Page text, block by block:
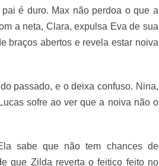
é duro. Max não perdoa o que a
a neta, Clara, expulsa Eva de sua
braços abertos e revela estar noiva
passado, e o deixa confuso. Nina,
sofre ao ver que a noiva não o
sabe que não tem chances de
que Zilda reverta o feitiço feito no